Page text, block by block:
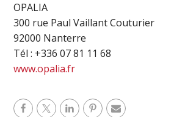
OPALIA
300 rue Paul Vaillant Couturier
92000 Nanterre
Tél : +336 07 81 11 68
www.opalia.fr